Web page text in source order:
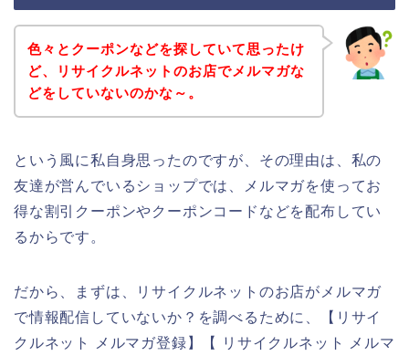
色々とクーポンなどを探していて思ったけ
ど、リサイクルネットのお店でメルマガな
どをしていないのかな～。
という風に私自身思ったのですが、その理由は、私の
友達が営んでいるショップでは、メルマガを使ってお
得な割引クーポンやクーポンコードなどを配布してい
るからです。
だから、まずは、リサイクルネットのお店がメルマガ
で情報配信していないか？を調べるために、【リサイ
クルネット メルマガ登録】【 リサイクルネット メルマ